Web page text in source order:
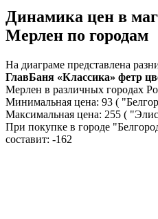
Динамика цен в
Мерлен по городам
На диаграме представлена
ГлавБаня «Классика» фетр
Мерлен в различных городах
Минимальная цена: 93 (
Максимальная цена: 255 (
При покупке в городе
составит: -162